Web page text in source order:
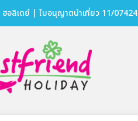
อลิเดย์ | ใบอนุญาตนำเที่ยว 11/07424